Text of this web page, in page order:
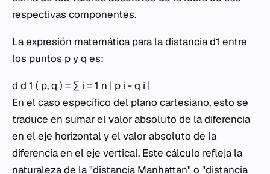
respectivas componentes.
La expresión matemática para la distancia d1 entre
los puntos p y q es:
d d 1 ( p, q ) = ∑ i = 1 n | p i - q i |
En el caso específico del plano cartesiano, esto se
traduce en sumar el valor absoluto de la diferencia
en el eje horizontal y el valor absoluto de la
diferencia en el eje vertical. Este cálculo refleja la
naturaleza de la "distancia Manhattan" o "distancia